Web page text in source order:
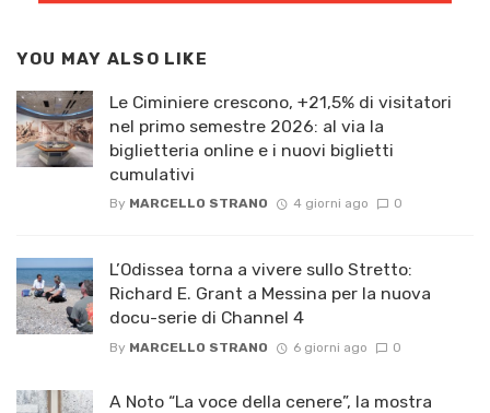
YOU MAY ALSO LIKE
Le Ciminiere crescono, +21,5% di visitatori
nel primo semestre 2026: al via la
biglietteria online e i nuovi biglietti
cumulativi
By MARCELLO STRANO 4 giorni ago 0
L’Odissea torna a vivere sullo Stretto:
Richard E. Grant a Messina per la nuova
docu-serie di Channel 4
By MARCELLO STRANO 6 giorni ago 0
A Noto “La voce della cenere”, la mostra